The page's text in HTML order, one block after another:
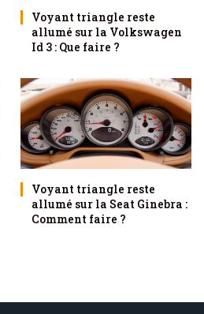
Voyant triangle reste
allumé sur la Volkswagen
Id 3 : Que faire ?
Voyant triangle reste
allumé sur la Seat Ginebra :
Comment faire ?